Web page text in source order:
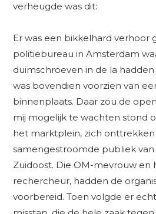
verheugde was dit:
Er was een bikkelhard verhoor
politiebureau in Amsterdam
duimschroeven in de la
was bovendien voorzien van
binnenplaats. Daar zou de
mij mogelijk te wachten stond
het marktplein, zich
samengestroomde publiek
Zuidoost. Die OM-mevrouw en
rechercheur, hadden de
voorbereid. Toen volgde er